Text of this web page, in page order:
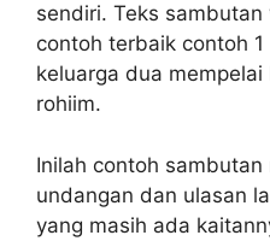
sendiri. Teks
contoh terbaik contoh
keluarga dua
rohiim.
Inilah contoh
undangan dan ulasan
yang masih ada